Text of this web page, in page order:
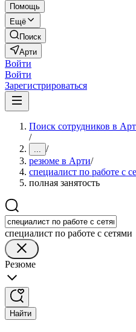
Помощь
Ещё
Поиск
Арти
Войти
Войти
Зарегистрироваться
Поиск сотрудников в
/
... /
резюме в Арти/
специалист по работе с
полная занятость
специалист по работе с сетями
Резюме
Найти